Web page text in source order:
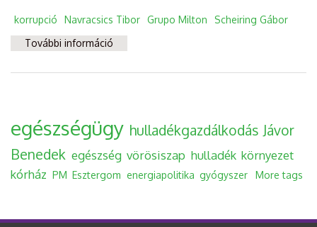
korrupció Navracsics Tibor Grupo Milton
Scheiring Gábor
További információ
egészségügy hulladékgazdálkodás Jávor
Benedek egészség vörösiszap hulladék környezet
kórház PM Esztergom energiapolitika gyógyszer More tags